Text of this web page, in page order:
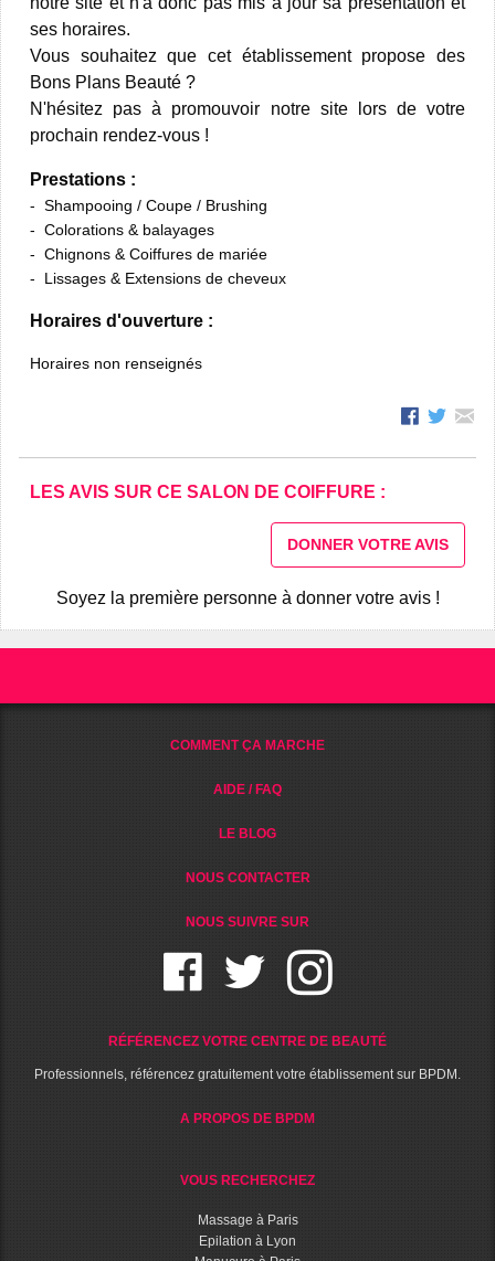
ses horaires.
Vous souhaitez que cet établissement propose des
Bons Plans Beauté ?
N'hésitez pas à promouvoir notre site lors de votre
prochain rendez-vous !
Prestations :
Shampooing / Coupe / Brushing
Colorations & balayages
Chignons & Coiffures de mariée
Lissages & Extensions de cheveux
Horaires d'ouverture :
Horaires non renseignés
LES AVIS SUR CE SALON DE COIFFURE :
DONNER VOTRE AVIS
Soyez la première personne à donner votre avis !
COMMENT ÇA MARCHE
AIDE / FAQ
LE BLOG
NOUS CONTACTER
NOUS SUIVRE SUR
RÉFÉRENCEZ VOTRE CENTRE DE BEAUTÉ
Professionnels, référencez gratuitement votre établissement sur BPDM.
A PROPOS DE BPDM
VOUS RECHERCHEZ
Massage à Paris
Epilation à Lyon